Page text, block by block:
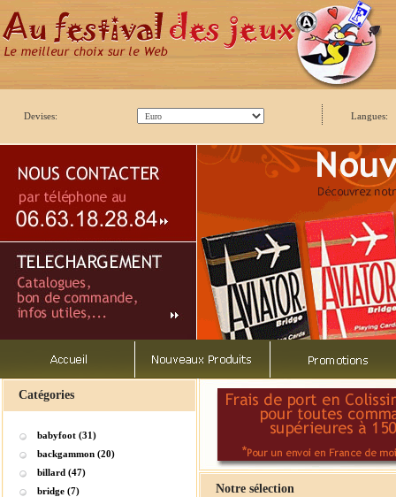
Devises: Langues:
Catégories
babyfoot (31)
backgammon (20)
billard (47)
bridge (7)
Notre sélection